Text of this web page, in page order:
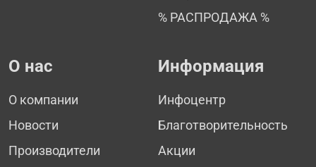
% РАСПРОДАЖА %
О нас
О компании
Новости
Производители
Информация
Инфоцентр
Благотворительность
Акции